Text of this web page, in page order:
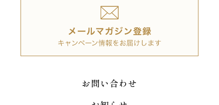
お問い合わせ